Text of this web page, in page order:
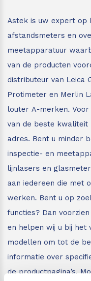
Leica Disto S910
DISTO Plan app
Accessoires
Monitoring
Accessoires
Astek is uw expert op
afstandsmeters en
meetapparatuur
van de producten
distributeur van Leica
Protimeter en Merlin
louter A-merken.
van de beste kwaliteit
adres. Bent u minder
inspectie- en
lijnlasers en
aan iedereen die met
werken. Bent u op
functies? Dan
en helpen wij u bij het
modellen om tot de
informatie over
de productpagina’s.